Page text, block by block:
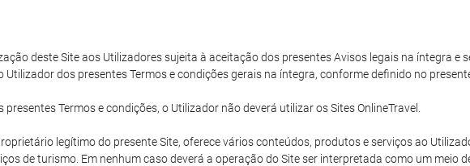
deste Site aos Utilizadores sujeita à aceitação dos presentes Avisos legais na íntegra
dos presentes Termos e condições gerais na íntegra, conforme definido no
Termos e condições, o Utilizador não deverá utilizar os Sites OnlineTravel.
legítimo do presente Site, oferece vários conteúdos, produtos e serviços ao
de turismo. Em nenhum caso deverá a operação do Site ser interpretada como um meio